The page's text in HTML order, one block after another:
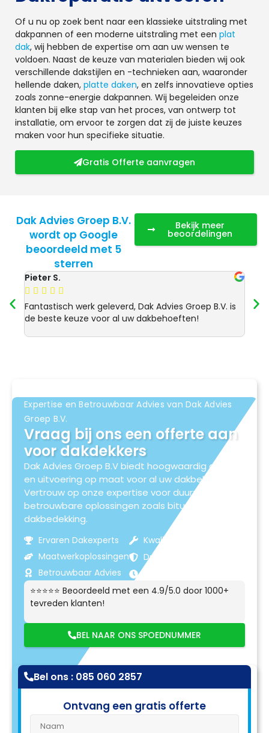
Of u nu op zoek bent naar een klassieke uitstraling met
dakpannen of een moderne uitstraling met een plat
dak, wij hebben de expertise om aan uw wensen te
voldoen. Naast de keuze van materialen bieden wij ook
verschillende dakstijlen en -technieken aan, waaronder
hellende daken, platte daken, en zelfs innovatieve opties
zoals zonne-energie dakpannen. Wij begeleiden onze
klanten bij elke stap van het proces, van ontwerp tot
installatie, om ervoor te zorgen dat zij de juiste keuzes
maken voor hun specifieke situatie.
Gratis Offerte aanvragen
Dak Advies Groep B.V.
wordt op Google
beoordeeld met 5
sterren
Bekijk meer
beoordelingen
Pieter S.
    
Fantastisch werk geleverd, Dak Advies Groep B.V. is
de beste keuze voor al uw dakbehoeften!
Expertise en Betrouwbaar Advies van Dak Advies
Groep B.V.
Vraag bij ons een offerte aan
voor dakdekkers
Dak Advies Groep B.V biedt hoogwaardig advies
en uitvoering op maat voor al uw dakbehoeften.
Vertrouw op onze expertise voor duurzame en
betrouwbare oplossingen zoals bitumen
dakbedekking.
Ervaren Dakexperts
Maatwerkoplossingen
Betrouwbaar Advies
Kwaliteitsmaterialen
Duurzame Resultaten
⭐⭐⭐⭐⭐ Beoordeeld met een 4.9/5.0 door 1000+
tevreden klanten!
BEL NAAR ONS SPOEDNUMMER
Bel ons : 085 060 2857
Ontvang een gratis offerte